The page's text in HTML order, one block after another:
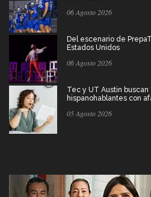
06 Agosto 2026
Del escenario de
Estados Unidos
06 Agosto 2026
Tec y UT Austin buscan
hispanohablantes con
05 Agosto 2026